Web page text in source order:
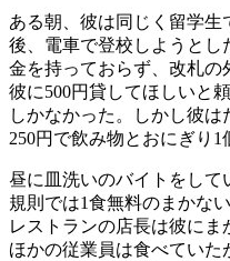
ある朝、彼は同じく留学
後、電車で登校しようとし
金を持っておらず、改札の
彼に500円貸してほしいと
しかなかった。しかし彼
250円で飲み物とおにぎり1
昼に皿洗いのバイトをして
規則では1食無料のまかな
レストランの店長は彼にま
ほかの従業員は食べていた